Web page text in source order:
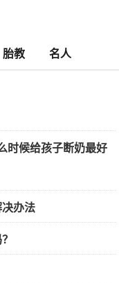
胎教 名人
时候给孩子断奶最好
办法